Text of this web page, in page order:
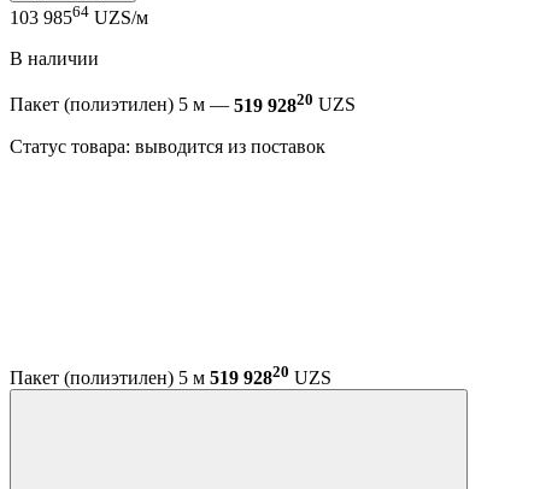
103 98564 UZS/м
В наличии
Пакет (полиэтилен) 5 м — 519 92820 UZS
Статус товара: выводится из поставок
Пакет (полиэтилен) 5 м 519 92820 UZS